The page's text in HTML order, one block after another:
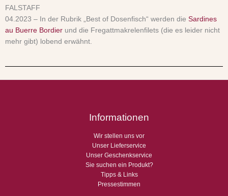
FALSTAFF
04.2023 – In der Rubrik „Best of Dosenfisch“ werden die Sardines
au Buerre Bordier und die Fregattmakrelenfilets (die es leider nicht
mehr gibt) lobend erwähnt.
Informationen
Wir stellen uns vor
Unser Lieferservice
Unser Geschenkservice
Sie suchen ein Produkt?
Tipps & Links
Pressestimmen